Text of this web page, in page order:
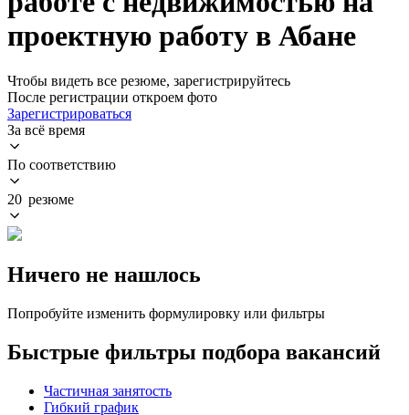
проектную работу в Абане
Чтобы видеть все резюме, зарегистрируйтесь
После регистрации откроем фото
Зарегистрироваться
За всё время
По соответствию
20 резюме
Ничего не нашлось
Попробуйте изменить формулировку или фильтры
Быстрые фильтры подбора вакансий
Частичная занятость
Гибкий график